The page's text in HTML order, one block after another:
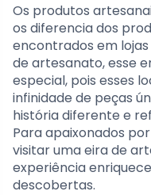
Os produtos
os diferencia dos
encontrados em
de artesanato, esse
especial, pois esses
infinidade de peças
história diferente e
Para apaixonados
visitar uma eira de
experiência
descobertas.